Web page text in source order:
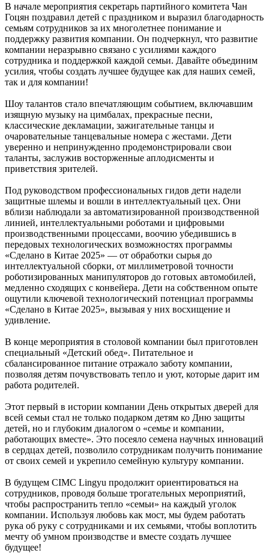
В начале мероприятия секретарь партийного комитета Чан
Гоцян поздравил детей с праздником и выразил благодарность
семьям сотрудников за их многолетнее понимание и
поддержку развития компании. Он подчеркнул, что развитие
компании неразрывно связано с усилиями каждого
сотрудника и поддержкой каждой семьи. Давайте объединим
усилия, чтобы создать лучшее будущее как для наших семей,
так и для компании!
Шоу талантов стало впечатляющим событием, включавшим
изящную музыку на цимбалах, прекрасные песни,
классические декламации, зажигательные танцы и
очаровательные танцевальные номера с жестами. Дети
уверенно и непринужденно продемонстрировали свои
таланты, заслужив восторженные аплодисменты и
приветствия зрителей.
Под руководством профессиональных гидов дети надели
защитные шлемы и вошли в интеллектуальный цех. Они
вблизи наблюдали за автоматизированной производственной
линией, интеллектуальными роботами и цифровыми
производственными процессами, воочию убедившись в
передовых технологических возможностях программы
«Сделано в Китае 2025» — от обработки сырья до
интеллектуальной сборки, от миллиметровой точности
роботизированных манипуляторов до готовых автомобилей,
медленно сходящих с конвейера. Дети на собственном опыте
ощутили ключевой технологический потенциал программы
«Сделано в Китае 2025», вызывая у них восхищение и
удивление.
В конце мероприятия в столовой компании был приготовлен
специальный «Детский обед». Питательное и
сбалансированное питание отражало заботу компании,
позволяя детям почувствовать тепло и уют, которые дарит им
работа родителей.
Этот первый в истории компании День открытых дверей для
всей семьи стал не только подарком детям ко Дню защиты
детей, но и глубоким диалогом о «семье и компании,
работающих вместе». Это посеяло семена научных инноваций
в сердцах детей, позволило сотрудникам получить понимание
от своих семей и укрепило семейную культуру компании.
В будущем CIMC Lingyu продолжит ориентироваться на
сотрудников, проводя больше трогательных мероприятий,
чтобы распространить тепло «семьи» на каждый уголок
компании. Используя любовь как мост, мы будем работать
рука об руку с сотрудниками и их семьями, чтобы воплотить
мечту об умном производстве и вместе создать лучшее
будущее!